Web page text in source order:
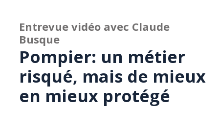
Entrevue vidéo avec Claude
Busque
Pompier: un métier
risqué, mais de mieux
en mieux protégé